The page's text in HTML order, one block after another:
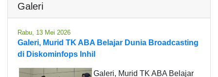
Galeri
Rabu, 13 Mei 2026
Galeri, Murid TK ABA Belajar Dunia Broadcasting
di Diskominfops Inhil
Galeri, Murid TK ABA Belajar